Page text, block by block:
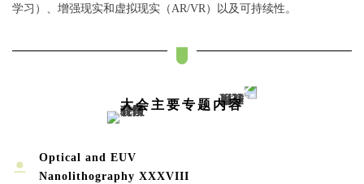
学习）、增强现实和虚拟现实（AR/VR）以及可持续性。
大会主要专题内容
Optical and EUV
Nanolithography XXXVIII